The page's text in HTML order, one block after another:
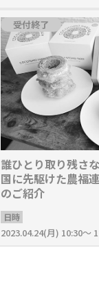
受付終了
誰ひとり取り残さ
国に先駆けた農福
のご紹介
日時
2023.04.24(月) 10:30～